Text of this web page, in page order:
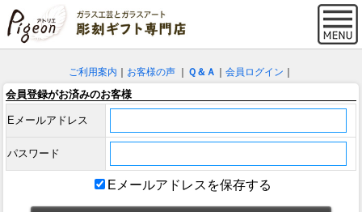
ご利用案内 お客様の声 Ｑ＆Ａ 会員ログイン
会員登録がお済みのお客様
Eメールアドレス
パスワード
Eメールアドレスを保存する